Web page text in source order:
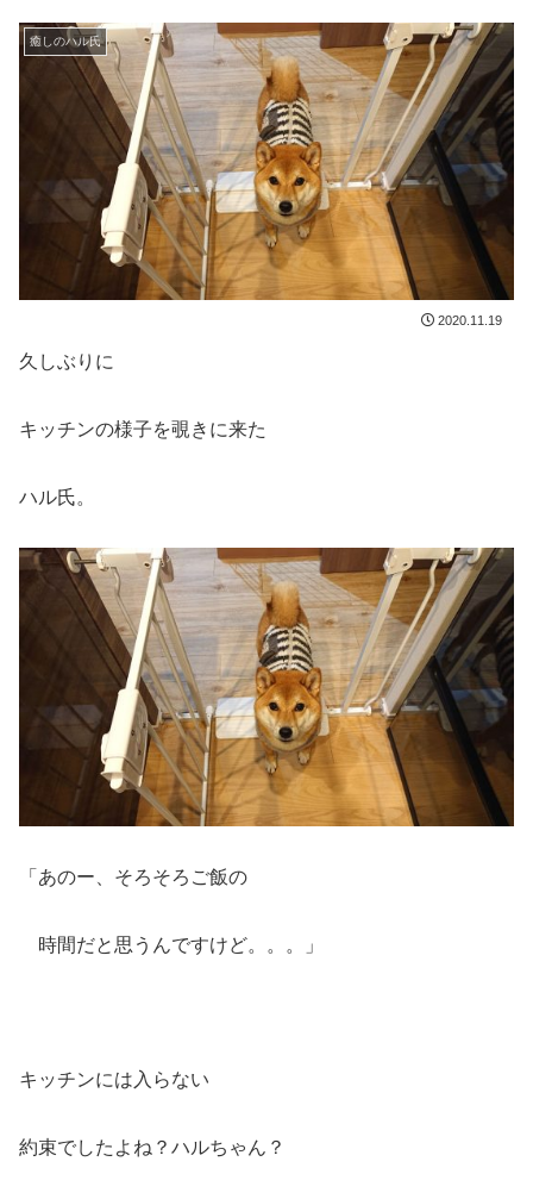
癒しのハル氏
2020.11.19
久しぶりに
キッチンの様子を覗きに来た
ハル氏。
「あのー、そろそろご飯の
時間だと思うんですけど。。。」
キッチンには入らない
約束でしたよね？ハルちゃん？